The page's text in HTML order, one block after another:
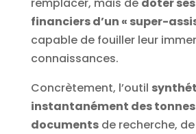
financiers d’un « super-
capable de fouiller leur
connaissances.
Concrètement, l’outil
instantanément des
documentsde recherche,